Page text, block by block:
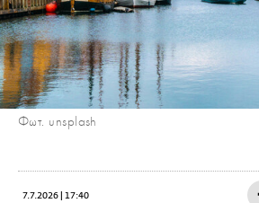
Φωτ. unsplash
7.7.2026 | 17:40